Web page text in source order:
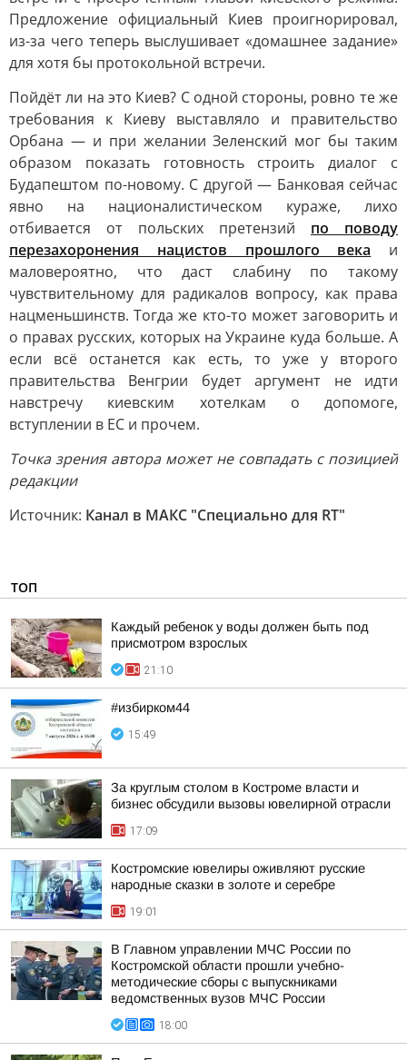
Предложение официальный Киев проигнорировал,
из-за чего теперь выслушивает «домашнее задание»
для хотя бы протокольной встречи.
Пойдёт ли на это Киев? С одной стороны, ровно те же
требования к Киеву выставляло и правительство
Орбана — и при желании Зеленский мог бы таким
образом показать готовность строить диалог с
Будапештом по-новому. С другой — Банковая сейчас
явно на националистическом кураже, лихо
отбивается от польских претензий по поводу
перезахоронения нацистов прошлого века и
маловероятно, что даст слабину по такому
чувствительному для радикалов вопросу, как права
нацменьшинств. Тогда же кто-то может заговорить и
о правах русских, которых на Украине куда больше. А
если всё останется как есть, то уже у второго
правительства Венгрии будет аргумент не идти
навстречу киевским хотелкам о допомоге,
вступлении в ЕС и прочем.
Точка зрения автора может не совпадать с позицией
редакции
Источник: Канал в МАКС "Специально для RT"
ТОП
Каждый ребенок у воды должен быть под
присмотром взрослых
21:10
#избирком44
15:49
За круглым столом в Костроме власти и
бизнес обсудили вызовы ювелирной отрасли
17:09
Костромские ювелиры оживляют русские
народные сказки в золоте и серебре
19:01
В Главном управлении МЧС России по
Костромской области прошли учебно-
методические сборы с выпускниками
ведомственных вузов МЧС России
18:00